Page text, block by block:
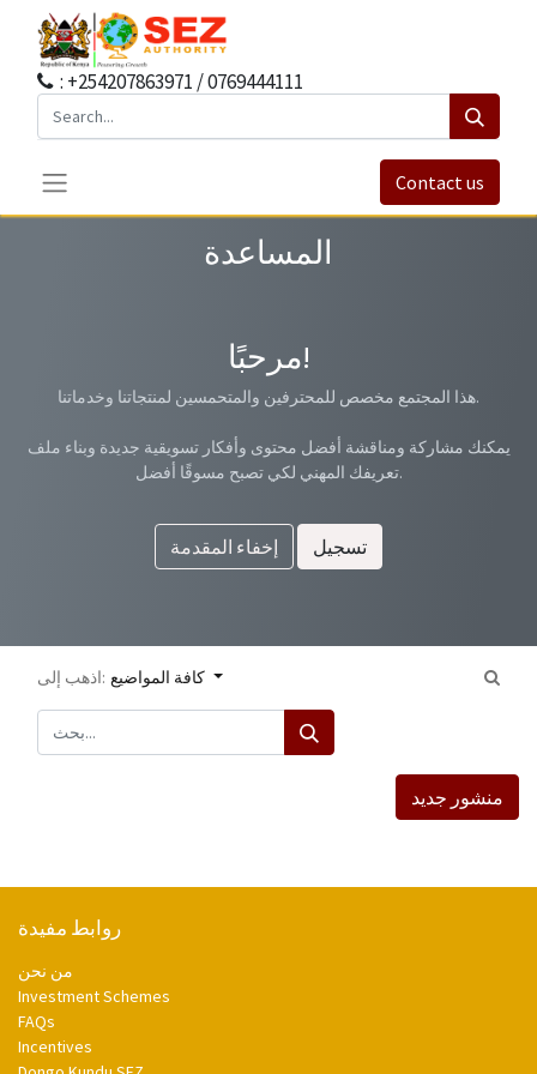
: +254207863971 / 0769444111
Contact us
المساعدة
مرحبًا!
هذا المجتمع مخصص للمحترفين والمتحمسين لمنتجاتنا وخدماتنا.
يمكنك مشاركة ومناقشة أفضل محتوى وأفكار تسويقية جديدة وبناء ملف
تعريفك المهني لكي تصبح مسوقًا أفضل.
إخفاء المقدمة تسجيل
اذهب إلى:
منشور جديد
روابط مفيدة
من نحن
Investment Schemes
FAQs
Incentives